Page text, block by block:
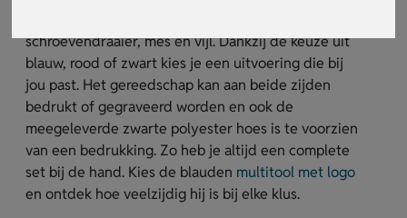
schroevendraaier, mes en vijl. Dankzij de keuze uit
blauw, rood of zwart kies je een uitvoering die bij
jou past. Het gereedschap kan aan beide zijden
bedrukt of gegraveerd worden en ook de
meegeleverde zwarte polyester hoes is te voorzien
van een bedrukking. Zo heb je altijd een complete
set bij de hand. Kies de blauden multitool met logo
en ontdek hoe veelzijdig hij is bij elke klus.